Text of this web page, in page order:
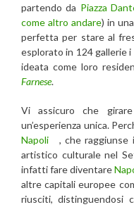
partendo da Piazza
come altro andare) in
perfetta per stare al
esplorato in 124 gallerie
ideata come loro
Farnese.
Vi assicuro che
un’esperienza unica.
Napoli
, che raggiunse
artistico culturale nel
infatti fare diventare
altre capitali europee
riusciti, distinguendosi